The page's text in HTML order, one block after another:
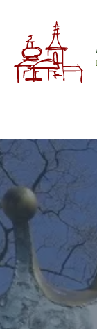
inhoud